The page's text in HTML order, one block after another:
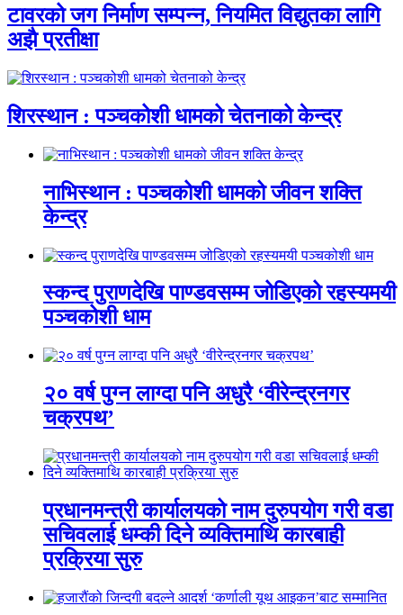
टावरको जग निर्माण सम्पन्न, नियमित विद्युतका लागि
अझै प्रतीक्षा
शिरस्थान : पञ्चकोशी धामको चेतनाको केन्द्र
नाभिस्थान : पञ्चकोशी धामको जीवन शक्ति
केन्द्र
स्कन्द पुराणदेखि पाण्डवसम्म जोडिएको रहस्यमयी
पञ्चकोशी धाम
२० वर्ष पुग्न लाग्दा पनि अधुरै ‘वीरेन्द्रनगर
चक्रपथ’
प्रधानमन्त्री कार्यालयको नाम दुरुपयोग गरी वडा
सचिवलाई धम्की दिने व्यक्तिमाथि कारबाही
प्रक्रिया सुरु